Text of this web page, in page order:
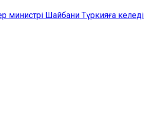
министрі Шайбани Түркияға келеді